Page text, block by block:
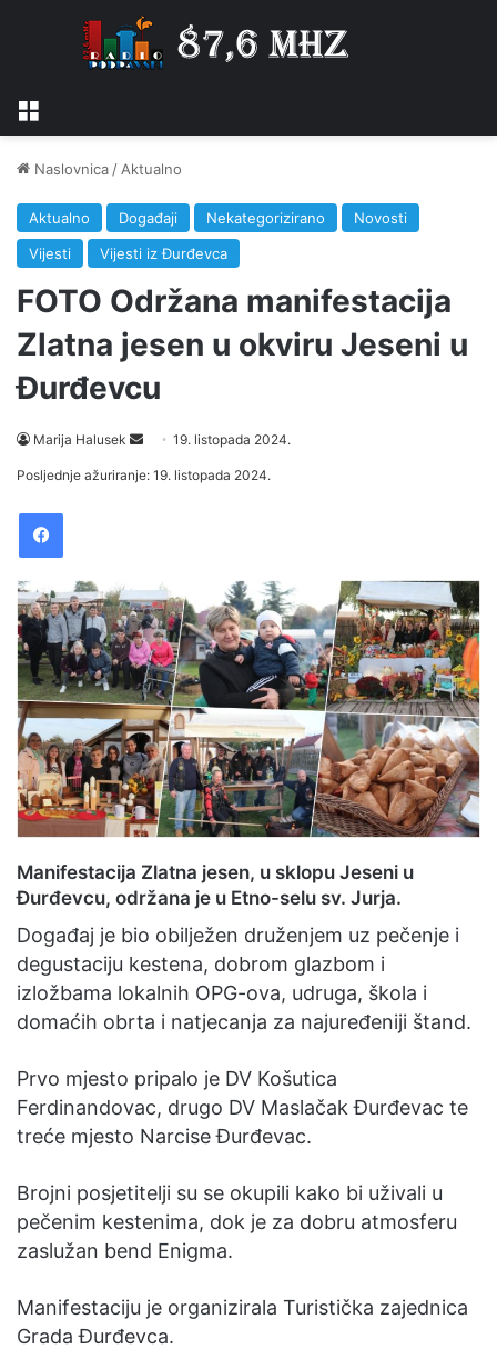
Naslovnica / Aktualno
Aktualno Događaji Nekategorizirano
Novosti
Vijesti
Vijesti iz Đurđevca
FOTO Održana manifestacija
Zlatna jesen u okviru Jeseni u
Đurđevcu
Marija Halusek
e
m
a
i
l
19. listopada 2024.
Posljednje ažuriranje: 19. listopada 2024.
Manifestacija Zlatna jesen, u sklopu Jeseni u
Đurđevcu, održana je u Etno-selu sv. Jurja.
Događaj je bio obilježen druženjem uz pečenje i
degustaciju kestena, dobrom glazbom i
izložbama lokalnih OPG-ova, udruga, škola i
domaćih obrta i natjecanja za najuređeniji štand.
Prvo mjesto pripalo je DV Košutica
Ferdinandovac, drugo DV Maslačak Đurđevac te
treće mjesto Narcise Đurđevac.
Brojni posjetitelji su se okupili kako bi uživali u
pečenim kestenima, dok je za dobru atmosferu
zaslužan bend Enigma.
Manifestaciju je organizirala Turistička zajednica
Grada Đurđevca.